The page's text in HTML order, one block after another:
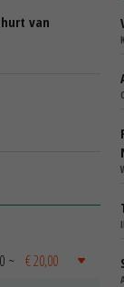
van
~ € 20,00